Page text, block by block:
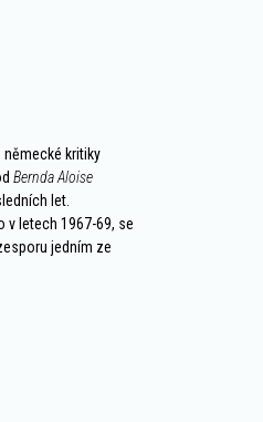
kritiky
Bernda Aloise
let.
v letech 1967-69, se
jedním ze